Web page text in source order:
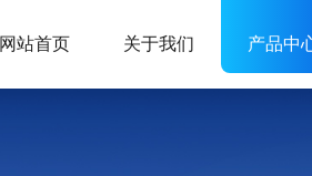
网站首页 关于我们 产品中